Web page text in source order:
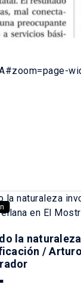
la
/